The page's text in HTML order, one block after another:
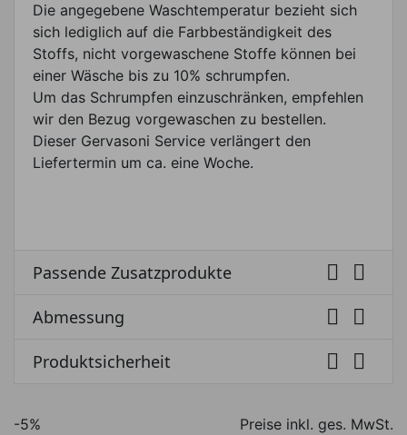
Die angegebene Waschtemperatur bezieht sich
sich lediglich auf die Farbbeständigkeit des
Stoffs, nicht vorgewaschene Stoffe können bei
einer Wäsche bis zu 10% schrumpfen.
Um das Schrumpfen einzuschränken, empfehlen
wir den Bezug vorgewaschen zu bestellen.
Dieser Gervasoni Service verlängert den
Liefertermin um ca. eine Woche.
Passende Zusatzprodukte  
Abmessung  
Produktsicherheit  
-5%
Preise inkl. ges. MwSt.